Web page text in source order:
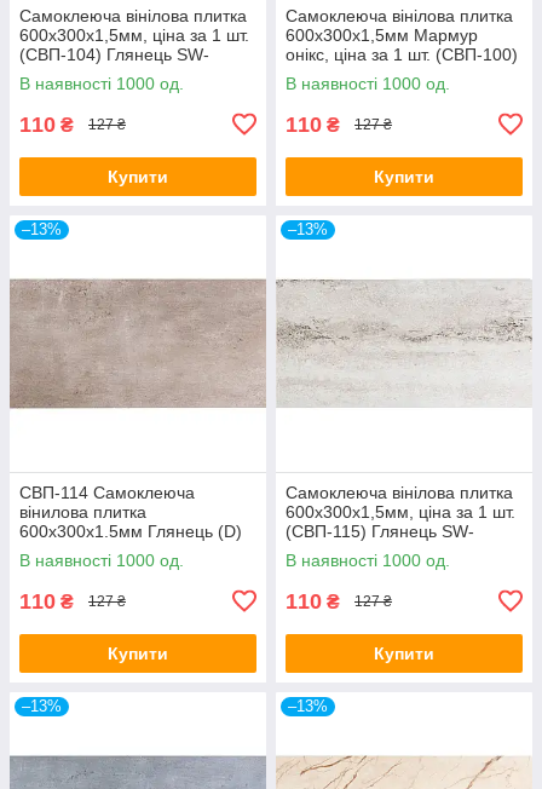
Самоклеюча вінілова плитка
600х300х1,5мм, ціна за 1 шт.
(СВП-104) Глянець SW-
00000493
В наявності 1000 од.
110 ₴ 127 ₴
Купити
Самоклеюча вінілова плитка
600х300х1,5мм Мармур
онікс, ціна за 1 шт. (СВП-100)
Глянець SW-00000643
В наявності 1000 од.
110 ₴ 127 ₴
Купити
–13%
СВП-114 Самоклеюча
вінилова плитка
600х300х1.5мм Глянець (D)
SW-00001780
В наявності 1000 од.
110 ₴ 127 ₴
Купити
–13%
Самоклеюча вінілова плитка
600х300х1,5мм, ціна за 1 шт.
(СВП-115) Глянець SW-
00000504
В наявності 1000 од.
110 ₴ 127 ₴
Купити
–13% –13%